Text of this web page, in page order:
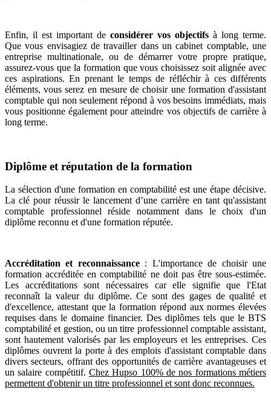
Enfin, il est important de considérer vos objectifs à long terme.
Que vous envisagiez de travailler dans un cabinet comptable, une
entreprise multinationale, ou de démarrer votre propre pratique,
assurez-vous que la formation que vous choisissez soit alignée avec
ces aspirations. En prenant le temps de réfléchir à ces différents
éléments, vous serez en mesure de choisir une formation d'assistant
comptable qui non seulement répond à vos besoins immédiats, mais
vous positionne également pour atteindre vos objectifs de carrière à
long terme.
Diplôme et réputation de la formation
La sélection d'une formation en comptabilité est une étape décisive.
La clé pour réussir le lancement d’une carrière en tant qu'assistant
comptable professionnel réside notamment dans le choix d'un
diplôme reconnu et d'une formation réputée.
Accréditation et reconnaissance: L'importance de choisir une
formation accréditée en comptabilité ne doit pas être sous-estimée.
Les accréditations sont nécessaires car elle signifie que l'Etat
reconnaît la valeur du diplôme. Ce sont des gages de qualité et
d'excellence, attestant que la formation répond aux normes élevées
requises dans le domaine financier. Des diplômes tels que le BTS
comptabilité et gestion, ou un titre professionnel comptable assistant,
sont hautement valorisés par les employeurs et les entreprises. Ces
diplômes ouvrent la porte à des emplois d'assistant comptable dans
divers secteurs, offrant des opportunités de carrière avantageuses et
un salaire compétitif. Chez Hupso 100% de nos formations métiers
permettent d'obtenir un titre professionnel et sont donc reconnues.